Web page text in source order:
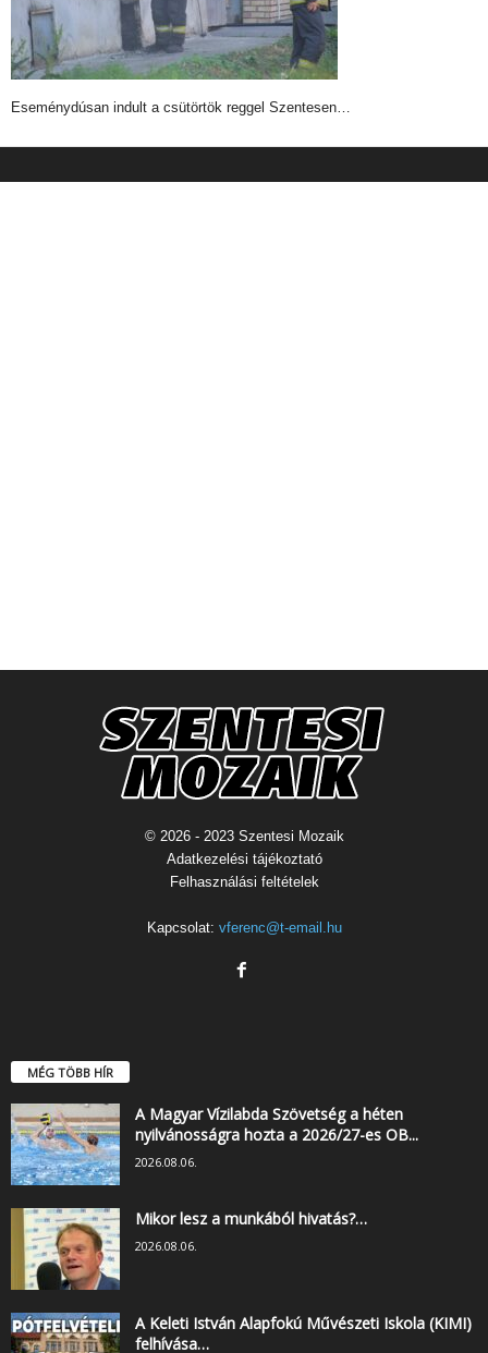
Eseménydúsan indult a csütörtök reggel Szentesen…
© 2026 - 2023 Szentesi Mozaik
Adatkezelési tájékoztató
Felhasználási feltételek
Kapcsolat: vferenc@t-email.hu
MÉG TÖBB HÍR
A Magyar Vízilabda Szövetség a héten
nyilvánosságra hozta a 2026/27-es OB...
2026.08.06.
Mikor lesz a munkából hivatás?…
2026.08.06.
A Keleti István Alapfokú Művészeti Iskola (KIMI)
felhívása…